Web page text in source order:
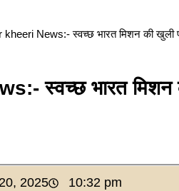
News:- स्वच्छ भारत मिशन की खुली
स्वच्छ भारत मिशन
2025 10:32 pm